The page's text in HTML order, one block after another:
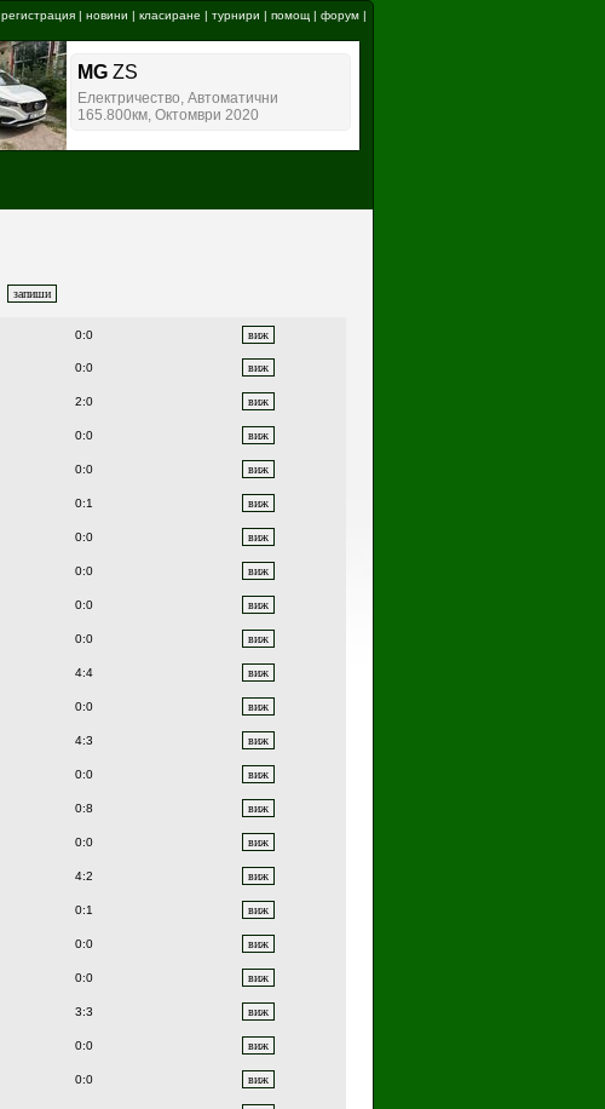
регистрация | новини | класиране | турнири | помощ | форум |
0:0
0:0
2:0
0:0
0:0
0:1
0:0
0:0
0:0
0:0
4:4
0:0
4:3
0:0
0:8
0:0
4:2
0:1
0:0
0:0
3:3
0:0
0:0